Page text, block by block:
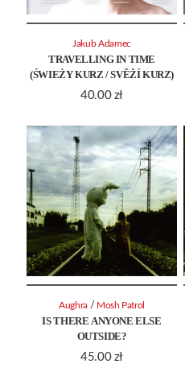
TRAVELLING IN TIME
(ŚWIEŻY KURZ / SVĚŽÍ KURZ)
40.00 zł
Jakub Adamec
IS THERE ANYONE ELSE
OUTSIDE?
45.00 zł
Aughra / Mosh Patrol